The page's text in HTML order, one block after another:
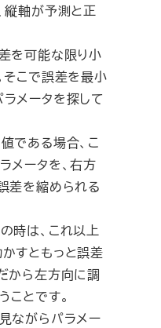
縦軸が予測と正
を可能な限り小
そこで誤差を最小
メータを探して
である場合、こ
メータを、右方
差を縮められる
時は、これ以上
すともっと誤差
から左方向に調
ことです。
ながらパラメー